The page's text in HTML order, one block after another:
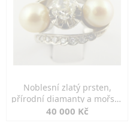
Noblesní zlatý prsten,
přírodní diamanty a mořské
perly
40 000 Kč